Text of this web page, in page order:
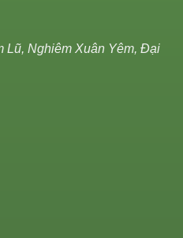
Lũ, Nghiêm Xuân Yêm, Đại